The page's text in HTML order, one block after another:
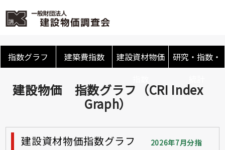
指数グラフ 建築費指数
建設資材物価
研究・指数・
建設物価 指数グラフ（CRI Index
Graph）
建設資材物価指数グラフ
2026年7月分指